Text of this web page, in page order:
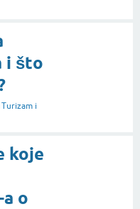
i što
Turizam i
koje
o